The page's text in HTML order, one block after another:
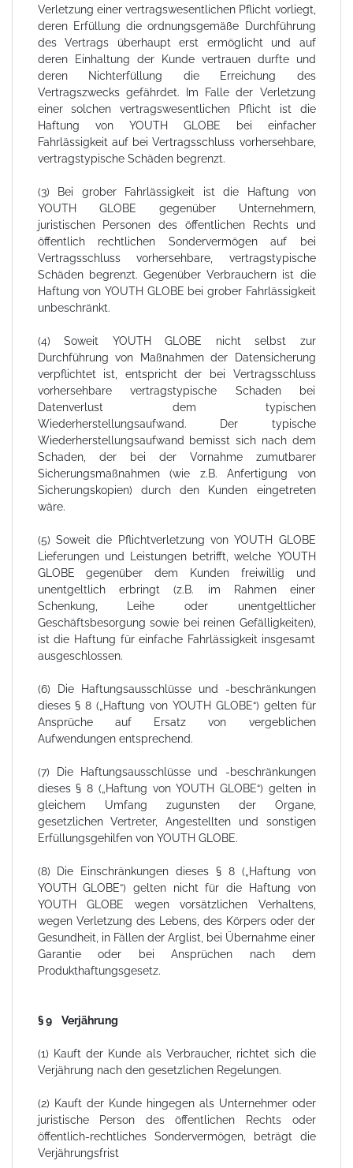
Verletzung einer vertragswesentlichen Pflicht vorliegt,
deren Erfüllung die ordnungsgemäße Durchführung
des Vertrags überhaupt erst ermöglicht und auf
deren Einhaltung der Kunde vertrauen durfte und
deren Nichterfüllung die Erreichung des
Vertragszwecks gefährdet. Im Falle der Verletzung
einer solchen vertragswesentlichen Pflicht ist die
Haftung von YOUTH GLOBE bei einfacher
Fahrlässigkeit auf bei Vertragsschluss vorhersehbare,
vertragstypische Schäden begrenzt.
(3) Bei grober Fahrlässigkeit ist die Haftung von
YOUTH GLOBE gegenüber Unternehmern,
juristischen Personen des öffentlichen Rechts und
öffentlich rechtlichen Sondervermögen auf bei
Vertragsschluss vorhersehbare, vertragstypische
Schäden begrenzt. Gegenüber Verbrauchern ist die
Haftung von YOUTH GLOBE bei grober Fahrlässigkeit
unbeschränkt.
(4) Soweit YOUTH GLOBE nicht selbst zur
Durchführung von Maßnahmen der Datensicherung
verpflichtet ist, entspricht der bei Vertragsschluss
vorhersehbare vertragstypische Schaden bei
Datenverlust dem typischen
Wiederherstellungsaufwand. Der typische
Wiederherstellungsaufwand bemisst sich nach dem
Schaden, der bei der Vornahme zumutbarer
Sicherungsmaßnahmen (wie z.B. Anfertigung von
Sicherungskopien) durch den Kunden eingetreten
wäre.
(5) Soweit die Pflichtverletzung von YOUTH GLOBE
Lieferungen und Leistungen betrifft, welche YOUTH
GLOBE gegenüber dem Kunden freiwillig und
unentgeltlich erbringt (z.B. im Rahmen einer
Schenkung, Leihe oder unentgeltlicher
Geschäftsbesorgung sowie bei reinen Gefälligkeiten),
ist die Haftung für einfache Fahrlässigkeit insgesamt
ausgeschlossen.
(6) Die Haftungsausschlüsse und -beschränkungen
dieses § 8 („Haftung von YOUTH GLOBE“) gelten für
Ansprüche auf Ersatz von vergeblichen
Aufwendungen entsprechend.
(7) Die Haftungsausschlüsse und -beschränkungen
dieses § 8 („Haftung von YOUTH GLOBE“) gelten in
gleichem Umfang zugunsten der Organe,
gesetzlichen Vertreter, Angestellten und sonstigen
Erfüllungsgehilfen von YOUTH GLOBE.
(8) Die Einschränkungen dieses § 8 („Haftung von
YOUTH GLOBE“) gelten nicht für die Haftung von
YOUTH GLOBE wegen vorsätzlichen Verhaltens,
wegen Verletzung des Lebens, des Körpers oder der
Gesundheit, in Fällen der Arglist, bei Übernahme einer
Garantie oder bei Ansprüchen nach dem
Produkthaftungsgesetz.
§ 9 Verjährung
(1) Kauft der Kunde als Verbraucher, richtet sich die
Verjährung nach den gesetzlichen Regelungen.
(2) Kauft der Kunde hingegen als Unternehmer oder
juristische Person des öffentlichen Rechts oder
öffentlich-rechtliches Sondervermögen, beträgt die
Verjährungsfrist